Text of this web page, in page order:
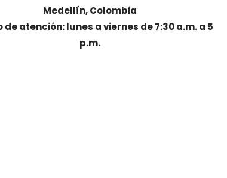
Medellín, Colombia
de atención: lunes a viernes de 7:30 a.m. a 5
p.m.